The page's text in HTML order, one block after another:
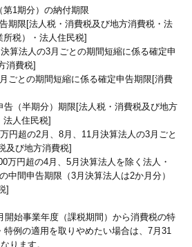
1期分）の納付期限
期限[法人税・消費税及び地方消費税・法
所税）・法人住民税]
算法人の3月ごとの期間短縮に係る確定申
消費税]
ごとの期間短縮に係る確定申告期限[消費
告（半期分）期限[法人税・消費税及び地方
法人住民税]
円超の2月、8月、11月決算法人の3月ごと
及び地方消費税]
万円超の4月、5月決算法人を除く法人・
中間申告期限（3月決算法人は2か月分）
]
開始事業年度（課税期間）から消費税の特
例の適用を取りやめたい場合は、7月31
ります。